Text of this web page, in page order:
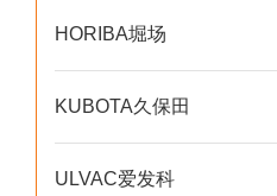
HORIBA堀场
KUBOTA久保田
ULVAC爱发科